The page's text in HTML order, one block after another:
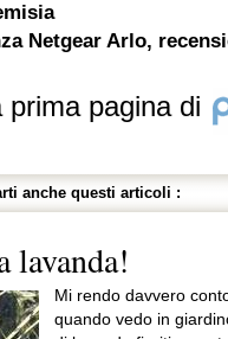
Netgear Arlo,
prima pagina di
anche questi articoli :
lavanda!
Mi rendo davvero
quando vedo in